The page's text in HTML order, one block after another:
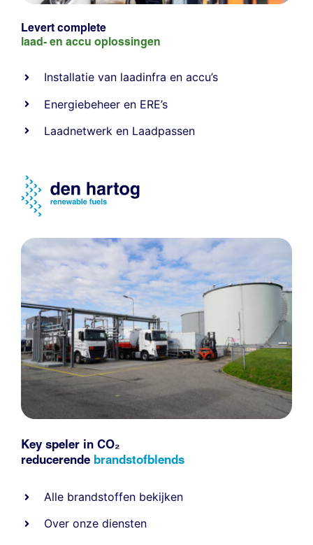
Levert complete
laad- en accu oplossingen
Installatie van laadinfra en accu’s
Energiebeheer en ERE’s
Laadnetwerk en Laadpassen
Key speler in CO₂
reducerende brandstofblends
Alle brandstoffen bekijken
Over onze diensten